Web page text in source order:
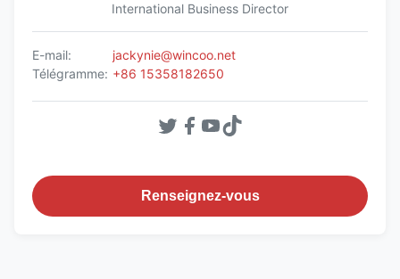
International Business Director
E-mail:
jackynie@wincoo.net
Télégramme: +86 15358182650
Renseignez-vous